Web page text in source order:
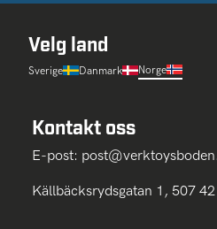
Velg land
Sverige Danmark Norge
Kontakt oss
E-post:
Källbäcksrydsgatan 1, 507